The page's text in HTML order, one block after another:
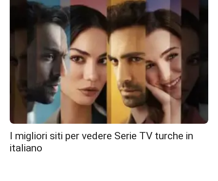
I migliori siti per vedere Serie TV turche in
italiano